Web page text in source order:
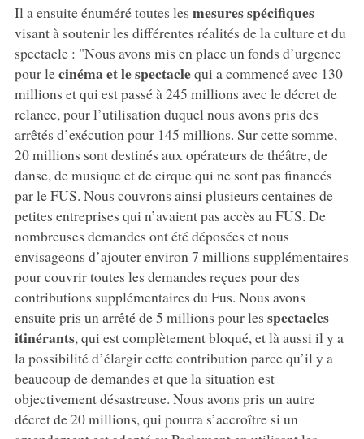
Il a ensuite énuméré toutes les mesures spécifiques
visant à soutenir les différentes réalités de la culture et du
spectacle : "Nous avons mis en place un fonds d’urgence
pour lecinéma et le spectaclequi a commencé avec 130
millions et qui est passé à 245 millions avec le décret de
relance, pour l’utilisation duquel nous avons pris des
arrêtés d’exécution pour 145 millions. Sur cette somme,
20 millions sont destinés aux opérateurs de théâtre, de
danse, de musique et de cirque qui ne sont pas financés
par le FUS. Nous couvrons ainsi plusieurs centaines de
petites entreprises qui n’avaient pas accès au FUS. De
nombreuses demandes ont été déposées et nous
envisageons d’ajouter environ 7 millions supplémentaires
pour couvrir toutes les demandes reçues pour des
contributions supplémentaires du Fus. Nous avons
ensuite pris un arrêté de 5 millions pour les spectacles
itinérants, qui est complètement bloqué, et là aussi il y a
la possibilité d’élargir cette contribution parce qu’il y a
beaucoup de demandes et que la situation est
objectivement désastreuse. Nous avons pris un autre
décret de 20 millions, qui pourra s’accroître si un